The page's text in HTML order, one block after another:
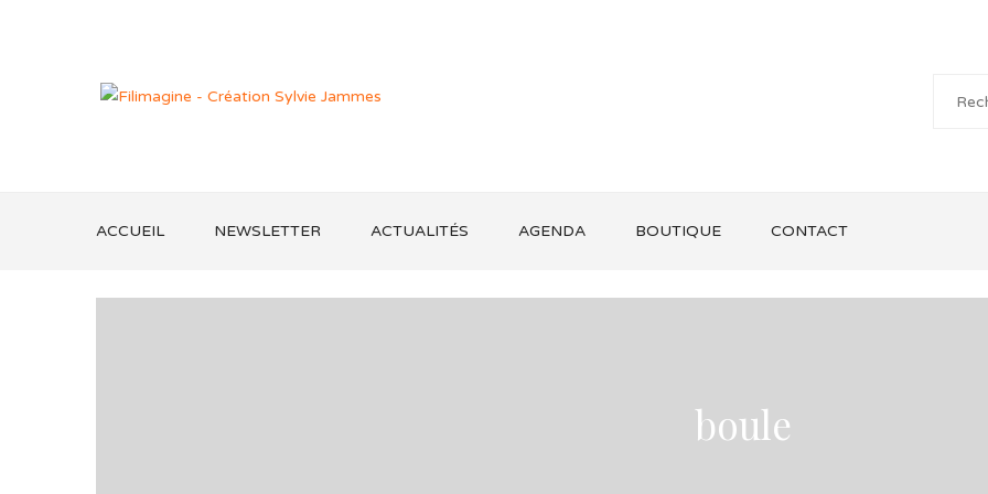
ACCUEIL NEWSLETTER ACTUALITÉS AGENDA BOUTIQUE CONTACT
boule